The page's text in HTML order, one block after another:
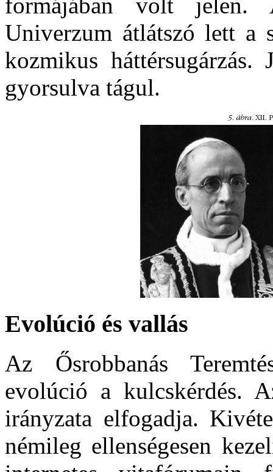
formájában volt jelen.
Univerzum átlátszó lett a
kozmikus háttérsugárzás.
gyorsulva tágul.
Evolúció és vallás
Az Ősrobbanás
evolúció a kulcskérdés.
irányzata elfogadja.
némileg ellenségesen